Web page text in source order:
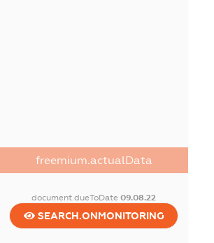
freemium.actualData
document.dueToDate09.08.22
SEARCH.ONMONITORING